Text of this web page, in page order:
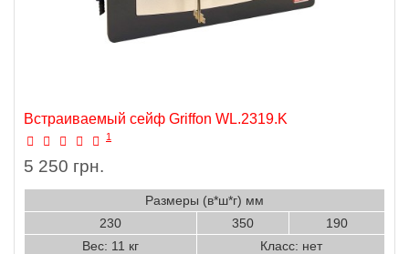
Встраиваемый сейф Griffon WL.2319.K
1
5 250 грн.
Размеры (в*ш*г) мм
230
350
190
Вес: 11 кг
Класс: нет